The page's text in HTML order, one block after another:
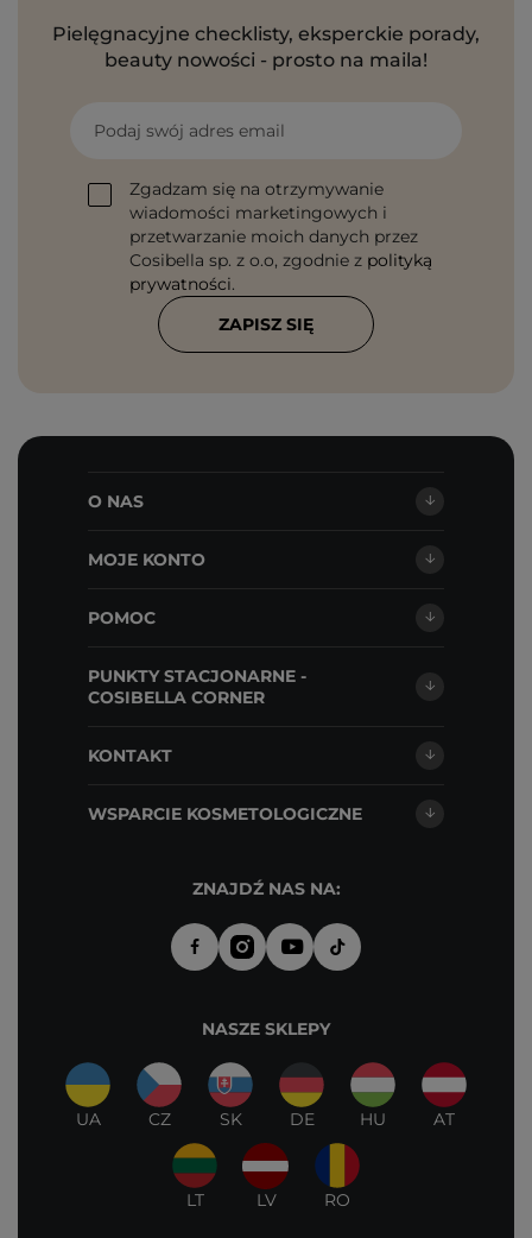
Pielęgnacyjne checklisty, eksperckie porady,
beauty nowości - prosto na maila!
Podaj swój adres email
Zgadzam się na otrzymywanie
wiadomości marketingowych i
przetwarzanie moich danych przez
Cosibella sp. z o.o, zgodnie z polityką
prywatności.
ZAPISZ SIĘ
O NAS
MOJE KONTO
POMOC
PUNKTY STACJONARNE -
COSIBELLA CORNER
KONTAKT
WSPARCIE KOSMETOLOGICZNE
ZNAJDŹ NAS NA:
NASZE SKLEPY
UA CZ SK DE HU AT
LT LV RO